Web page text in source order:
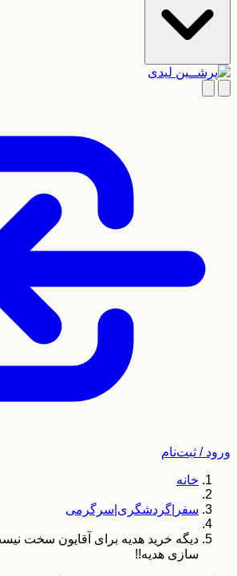
ورود / ثبت‌نام
خانه
سفر|گردشگری|سرگرمی
دیگه خرید هدیه برای آقایون سخت
سازی هدیه!!